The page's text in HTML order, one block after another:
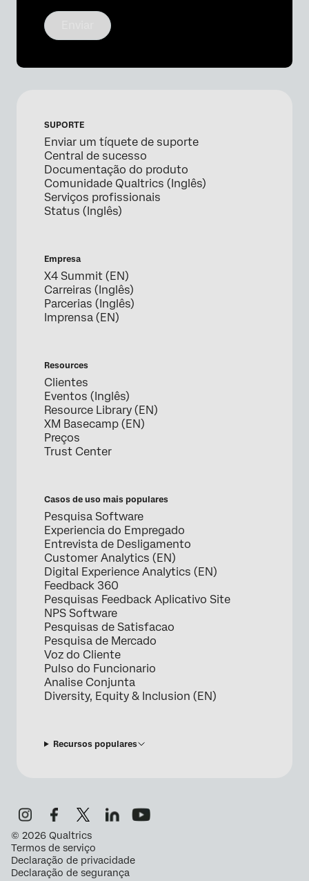
SUPORTE
Enviar um tíquete de suporte
Central de sucesso
Documentação do produto
Comunidade Qualtrics (Inglês)
Serviços profissionais
Status (Inglês)
Empresa
X4 Summit (EN)
Carreiras (Inglês)
Parcerias (Inglês)
Imprensa (EN)
Resources
Clientes
Eventos (Inglês)
Resource Library (EN)
XM Basecamp (EN)
Preços
Trust Center
Casos de uso mais populares
Pesquisa Software
Experiencia do Empregado
Entrevista de Desligamento
Customer Analytics (EN)
Digital Experience Analytics (EN)
Feedback 360
Pesquisas Feedback Aplicativo Site
NPS Software
Pesquisas de Satisfacao
Pesquisa de Mercado
Voz do Cliente
Pulso do Funcionario
Analise Conjunta
Diversity, Equity & Inclusion (EN)
Recursos populares
© 2026 Qualtrics
Termos de serviço
Declaração de privacidade
Declaração de segurança